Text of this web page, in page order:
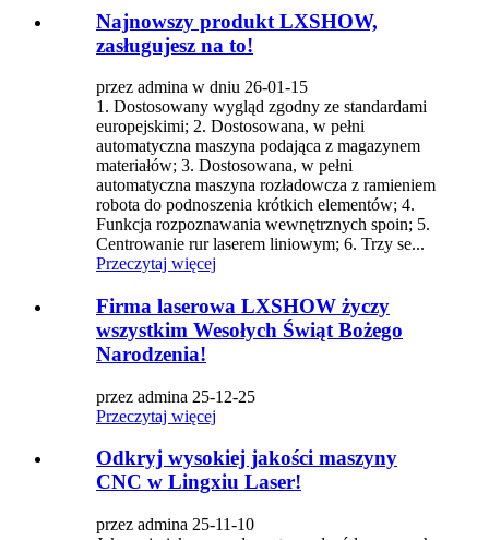
Najnowszy produkt LXSHOW,
zasługujesz na to!
przez admina w dniu 26-01-15
1. Dostosowany wygląd zgodny ze standardami
europejskimi; 2. Dostosowana, w pełni
automatyczna maszyna podająca z magazynem
materiałów; 3. Dostosowana, w pełni
automatyczna maszyna rozładowcza z ramieniem
robota do podnoszenia krótkich elementów; 4.
Funkcja rozpoznawania wewnętrznych spoin; 5.
Centrowanie rur laserem liniowym; 6. Trzy se...
Przeczytaj więcej
Firma laserowa LXSHOW życzy
wszystkim Wesołych Świąt Bożego
Narodzenia!
przez admina 25-12-25
Przeczytaj więcej
Odkryj wysokiej jakości maszyny
CNC w Lingxiu Laser!
przez admina 25-11-10